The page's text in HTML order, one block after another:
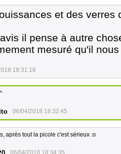
et des
il pense à autre
mesuré qu'il
18:31:18
06/04/2018 18:32:45
après tout la picole c'est sérieux :o
06/04/2018 18:34:35